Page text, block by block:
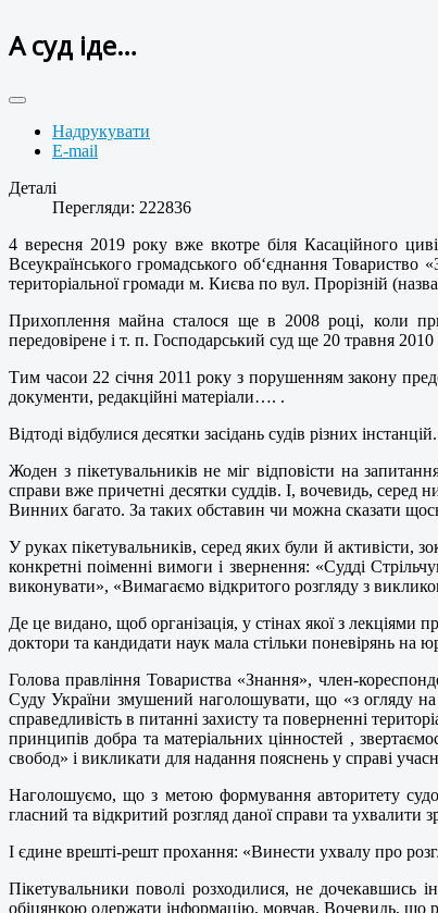
А суд іде…
Надрукувати
E-mail
Деталі
Перегляди: 222836
4 вересня 2019 року вже вкотре біля Касаційного
Всеукраїнського громадського об‘єднання
територіальної громади м. Києва по вул. Прорізній
Прихоплення майна сталося ще в 2008 році, коли
передовірене і т. п. Господарський суд ще 20 травня
Тим часои 22 січня 2011 року з порушенням закону
документи, редакційні матеріали…. .
Відтоді відбулися десятки засідань судів різних
Жоден з пікетувальників не міг відповісти на
справи вже причетні десятки суддів. І, вочевидь,
Винних багато. За таких обставин чи можна сказати
У руках пікетувальників, серед яких були й активісти,
конкретні поіменні вимоги і звернення: «Судді
виконувати», «Вимагаємо відкритого розгляду з
Де це видано, щоб організація, у стінах якої з лекціями
доктори та кандидати наук мала стільки поневірянь на
Голова правління Товариства «Знання», член-
Суду України змушений наголошувати, що «з огляду на
справедливість в питанні захисту та поверненні
принципів добра та матеріальних цінностей ,
свобод» і викликати для надання пояснень у справі
Наголошуємо, що з метою формування авторитету
гласний та відкритий розгляд даної справи та ухвалити
І єдине врешті-решт прохання: «Винести ухвалу про
Пікетувальники поволі розходилися, не дочекавшись
обіцянкою одержати інформацію, мовчав. Вочевидь, що